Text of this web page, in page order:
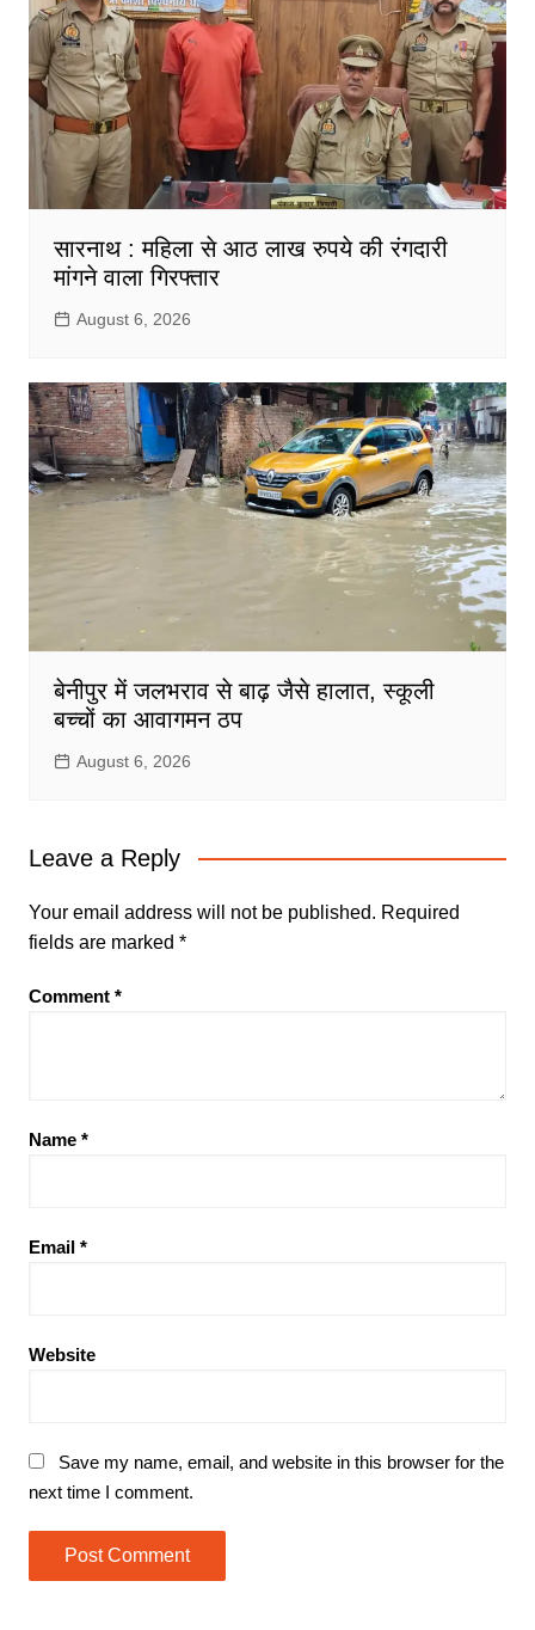
सारनाथ : महिला से आठ लाख रुपये की रंगदारी
मांगने वाला गिरफ्तार
August 6, 2026
बेनीपुर में जलभराव से बाढ़ जैसे हालात, स्कूली
बच्चों का आवागमन ठप
August 6, 2026
Leave a Reply
Your email address will not be published. Required
fields are marked *
Comment *
Name *
Email *
Website
Save my name, email, and website in this browser for the
next time I comment.